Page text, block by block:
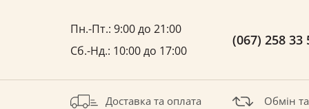
Пн.-Пт.: 9:00 до 21:00
Сб.-Нд.: 10:00 до 17:00
(067) 258 33
Доставка та оплата Обмін